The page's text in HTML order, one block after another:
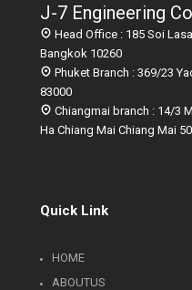
J-7 Engineering
Head Office : 185 Soi
Bangkok 10260
Phuket Branch : 369/23
83000
Chiangmai branch : 14/3
Ha Chiang Mai Chiang Mai
Quick Link
HOME
ABOUTUS